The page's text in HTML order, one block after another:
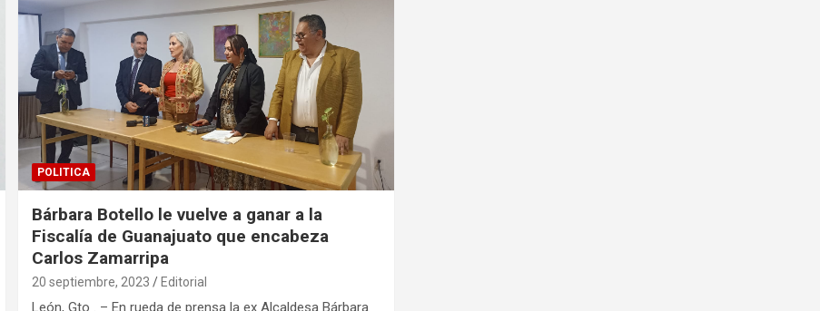
POLITICA
Bárbara Botello le vuelve a ganar a la
Fiscalía de Guanajuato que encabeza
Carlos Zamarripa
20 septiembre, 2023 Editorial
León, Gto . – En rueda de prensa la ex Alcaldesa Bárbara